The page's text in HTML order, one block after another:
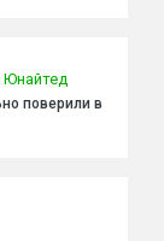
поверили в